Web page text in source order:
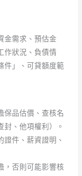
金需求、預估金
作狀況、負債情
件」、可貸額度範
保品估價、查核名
封、他項權利）。
證件、薪資證明、
，否則可能影響核